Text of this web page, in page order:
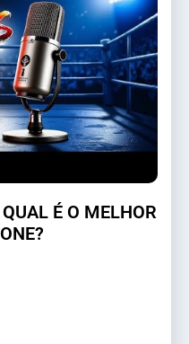
É O MELHOR